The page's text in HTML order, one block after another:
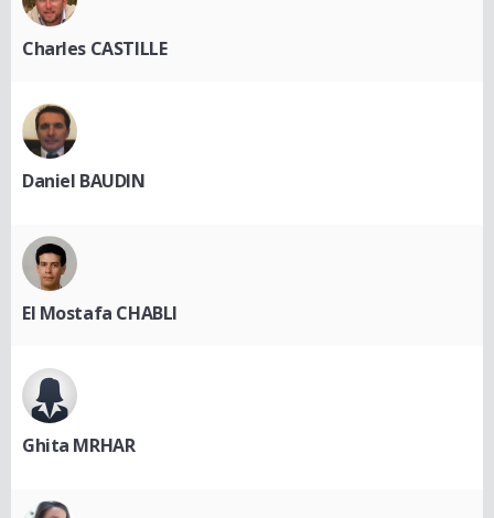
Charles CASTILLE
Daniel BAUDIN
El Mostafa CHABLI
Ghita MRHAR